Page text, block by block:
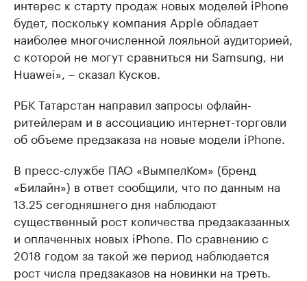
интерес к старту продаж новых моделей iPhone
будет, поскольку компания Apple обладает
наиболее многочисленной лояльной аудиторией,
с которой не могут сравниться ни Samsung, ни
Huawei», – сказал Кусков.
РБК Татарстан направил запросы офлайн-
ритейлерам и в ассоциацию интернет-торговли
об объеме предзаказа на новые модели iРhone.
В пресс-службе ПАО «ВымпелКом» (бренд
«Билайн») в ответ сообщили, что по данным на
13.25 сегодняшнего дня наблюдают
существенный рост количества предзаказанных
и оплаченных новых iPhone. По сравнению с
2018 годом за такой же период наблюдается
рост числа предзаказов на новинки на треть.